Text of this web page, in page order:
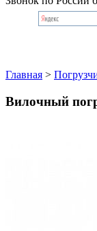
Главная >
Вилочный